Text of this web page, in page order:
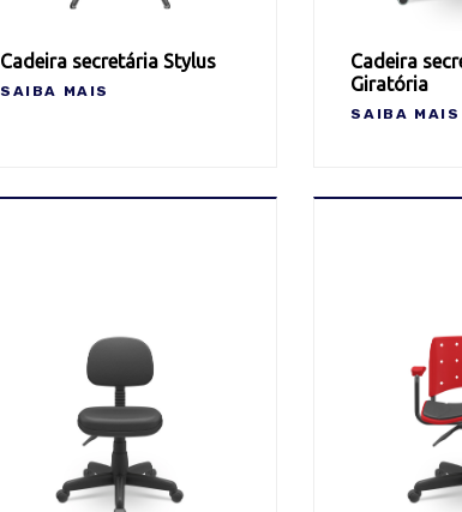
Cadeira secretária Stylus
SAIBA MAIS
Cadeira
Giratória
SAIBA MAIS